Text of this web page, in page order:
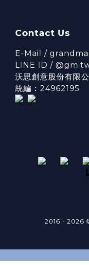
Contact Us
E-Mail /
LINE ID /
沃思創意股份有限
統編：24962195
2016 - 2026